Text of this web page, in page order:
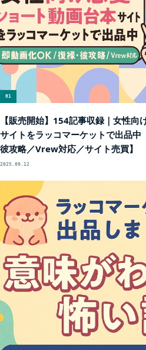
01
【販売開始】154記事収録｜女性向
サイトをラッコマーケットで出品中
彼攻略／Vrew対応／サイト売買】
2025.09.12